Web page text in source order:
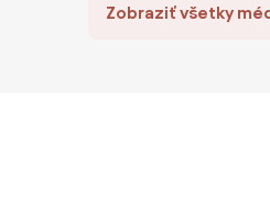
Zobraziť všetky